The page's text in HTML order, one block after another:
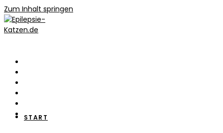
Zum Inhalt springen
START